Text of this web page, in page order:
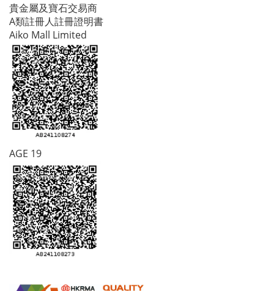
貴金屬及寶石交易商
A類註冊人註冊證明書
Aiko Mall Limited
AGE 19